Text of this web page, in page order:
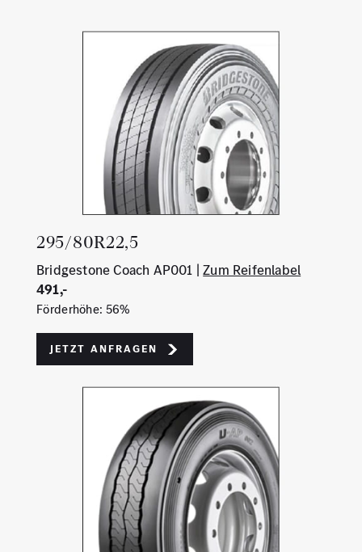
295/80R22,5
Bridgestone Coach AP001 |Zum Reifenlabel
491,-
Förderhöhe: 56%
Jetzt Anfragen